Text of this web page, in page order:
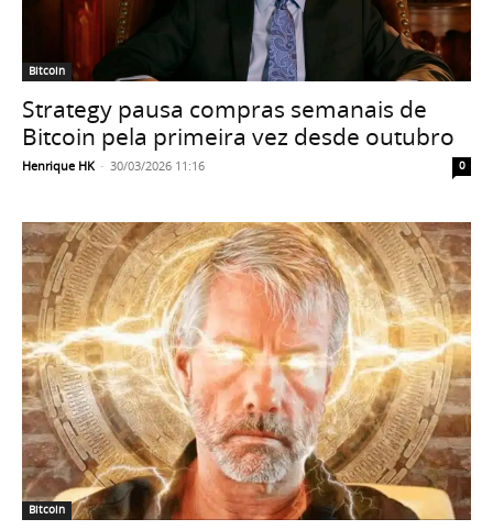
Bitcoin
Strategy pausa compras semanais de
Bitcoin pela primeira vez desde outubro
Henrique HK - 30/03/2026 11:16 0
Bitcoin